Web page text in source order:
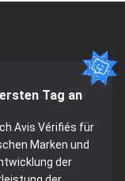
Tag an
Avis Vérifiés für
Marken und
der